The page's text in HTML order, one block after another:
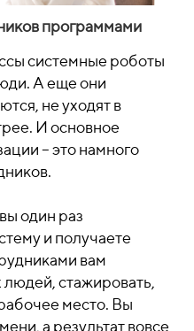
программами
системные роботы
А еще они
не уходят в
И основное
– это намного
один раз
и получаете
вам
людей, стажировать,
место. Вы
а результат вовсе